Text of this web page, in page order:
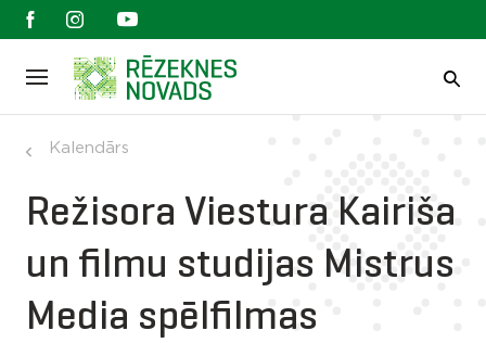
Kalendārs
Režisora Viestura Kairiša
un filmu studijas Mistrus
Media spēlfilmas